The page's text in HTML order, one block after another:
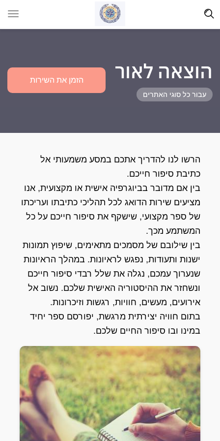
הוצאה לאור
עבור כל סוגי האתרים
הזמן את השירות
הרשו לנו להדריך אתכם במסע משמעותי אל
כתיבת סיפור חייכם.
בין אם מדובר בביוגרפיה אישית או מקצועית, אנו
מציעים שירות הדואג לכל תהליכי כתיבתו ועריכתו
של ספר מקצועי, שישקף את סיפור חייכם על כל
המשתמע מכך.
בין שילובם של מסמכים מתאימים, שיפוץ תמונות
ישנות ותעודות, נפגש לראיונות. במהלך הראיונות
שנערוך עמכם, נגלה את שלל רבדי סיפור חייכם
ונשחזר את ההיסטוריה האישית שלכם. נשוב אל
אירועים, מעשים, חוויות, רגשות וזיכרונות.
בתום חוויה יצירתית מרגשת, יפורסם ספר יחיד
במינו ובו סיפור החיים שלכם.